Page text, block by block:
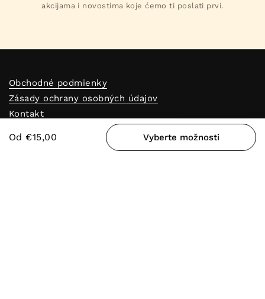
akcijama i novostima koje ćemo ti poslati prvi.
Obchodné podmienky
Zásady ochrany osobných údajov
Kontakt
Zásady vrátenia peňazí
Blog
Od €15,00 Vyberte možnostiOdmeny